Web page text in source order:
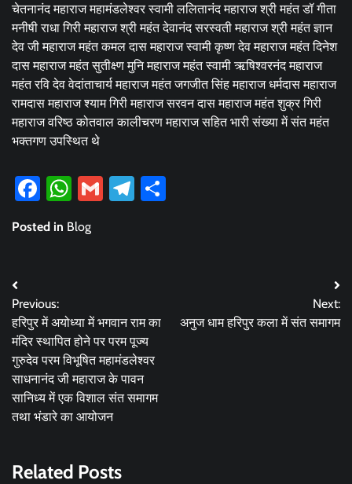
चेतनानंद महाराज महामंडलेश्वर स्वामी ललितानंद महाराज श्री महंत डॉ गीता
मनीषी राधा गिरी महाराज श्री महंत देवानंद सरस्वती महाराज श्री महंत ज्ञान
देव जी महाराज महंत कमल दास महाराज स्वामी कृष्ण देव महाराज महंत दिनेश
दास महाराज महंत सुतीक्ष्ण मुनि महाराज महंत स्वामी ऋषिश्वरनंद महाराज
महंत रवि देव वेदांताचार्य महाराज महंत जगजीत सिंह महाराज धर्मदास महाराज
रामदास महाराज श्याम गिरी महाराज सरवन दास महाराज महंत शुक्र गिरी
महाराज वरिष्ठ कोतवाल कालीचरण महाराज सहित भारी संख्या में संत महंत
भक्तगण उपस्थित थे
Facebook
WhatsApp
GmailTelegram
Posted in Blog
Post
navigation
Previous:
हरिपुर में अयोध्या में भगवान राम का
मंदिर स्थापित होने पर परम पूज्य
गुरुदेव परम विभूषित महामंडलेश्वर
साधनानंद जी महाराज के पावन
सानिध्य में एक विशाल संत समागम
तथा भंडारे का आयोजन
Next:
अनुज धाम हरिपुर कला में संत समागम
Related Posts